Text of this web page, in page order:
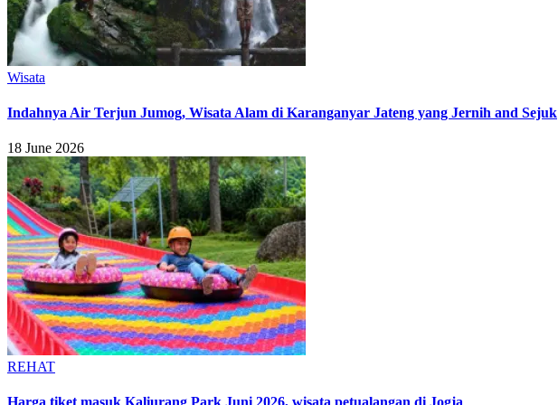
Wisata
Indahnya Air Terjun Jumog, Wisata Alam di Karanganyar Jateng yang Jernih and Sejuk
18 June 2026
REHAT